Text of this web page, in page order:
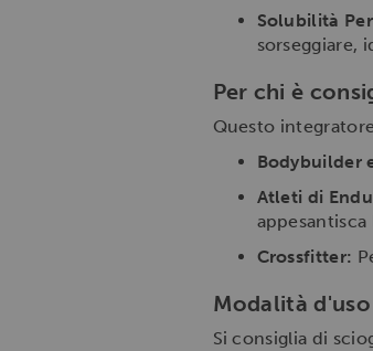
Solubilità
sorseggiare,
Per chi è
Questo
Bodybuilder
Atleti di
Crossfitter:
Modalità d'uso
Si consiglia di